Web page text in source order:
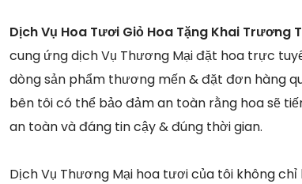
Dịch Vụ Hoa Tươi Giỏ Hoa Tặng Khai Trương
cung ứng dịch Vụ Thương Mại đặt hoa trực
dòng sản phẩm thương mến & đặt đơn hàng
bên tôi có thể bảo đảm an toàn rằng hoa sẽ
an toàn và đáng tin cậy & đúng thời gian.
Dịch Vụ Thương Mại hoa tươi của tôi không